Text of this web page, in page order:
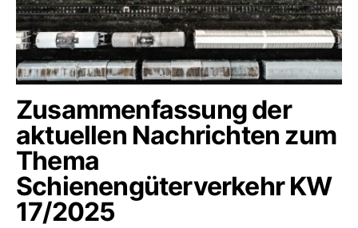
Zusammenfassung der
aktuellen Nachrichten zum
Thema
Schienengüterverkehr KW
17/2025